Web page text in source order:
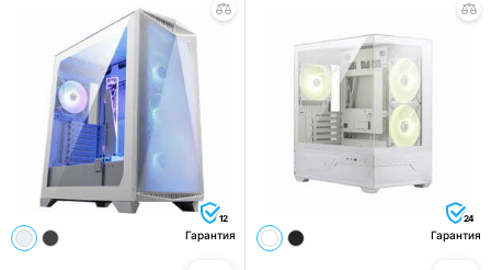
12
Гарантия
24
Гарантия